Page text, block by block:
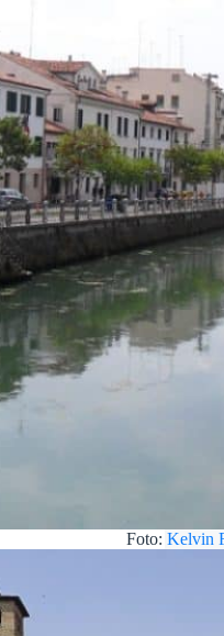
Foto: Kelvin